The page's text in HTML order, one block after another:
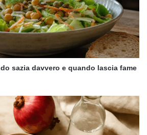
sazia davvero e quando lascia fame